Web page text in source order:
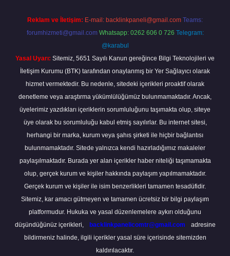
Reklam ve İletişim: E-mail: backlinkpaneli@gmail.com Teams:
forumhizmeti@gmail.com Whatsapp: 0262 606 0 726 Telegram:
@karabul
Yasal Uyarı: Sitemiz, 5651 Sayılı Kanun gereğince Bilgi Teknolojileri ve
İletişim Kurumu (BTK) tarafından onaylanmış bir Yer Sağlayıcı olarak
hizmet vermektedir. Bu nedenle, sitedeki içerikleri proaktif olarak
denetleme veya araştırma yükümlülüğümüz bulunmamaktadır. Ancak,
üyelerimiz yazdıkları içeriklerin sorumluluğunu taşımakta olup, siteye
üye olarak bu sorumluluğu kabul etmiş sayılırlar. Bu internet sitesi,
herhangi bir marka, kurum veya şahıs şirketi ile hiçbir bağlantısı
bulunmamaktadır. Sitede yalnızca kendi hazırladığımız makaleler
paylaşılmaktadır. Burada yer alan içerikler haber niteliği taşımamakta
olup, gerçek kurum ve kişiler hakkında paylaşım yapılmamaktadır.
Gerçek kurum ve kişiler ile isim benzerlikleri tamamen tesadüfidir.
Sitemiz, kar amacı gütmeyen ve tamamen ücretsiz bir bilgi paylaşım
platformudur. Hukuka ve yasal düzenlemelere aykırı olduğunu
düşündüğünüz içerikleri,
backlinkpanelicomtr@gmail.com
adresine
bildirmeniz halinde, ilgili içerikler yasal süre içerisinde sitemizden
kaldırılacaktır.